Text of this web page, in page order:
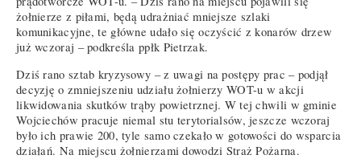
żołnierze z piłami, będą udrażniać mniejsze szlaki
komunikacyjne, te główne udało się oczyścić z konarów drzew
już wczoraj – podkreśla ppłk Pietrzak.
Dziś rano sztab kryzysowy – z uwagi na postępy prac – podjął
decyzję o zmniejszeniu udziału żołnierzy WOT-u w akcji
likwidowania skutków trąby powietrznej. W tej chwili w gminie
Wojciechów pracuje niemal stu terytorialsów, jeszcze wczoraj
było ich prawie 200, tyle samo czekało w gotowości do wsparcia
działań. Na miejscu żołnierzami dowodzi Straż Pożarna.